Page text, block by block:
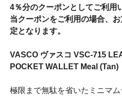
4％分のクーポンとしてご利用
当クーポンをご利用の場合、
定となります。
VASCO ヴァスコ VSC-715
POCKET WALLET Meal (Tan)
極限まで無駄を省いたミニマ